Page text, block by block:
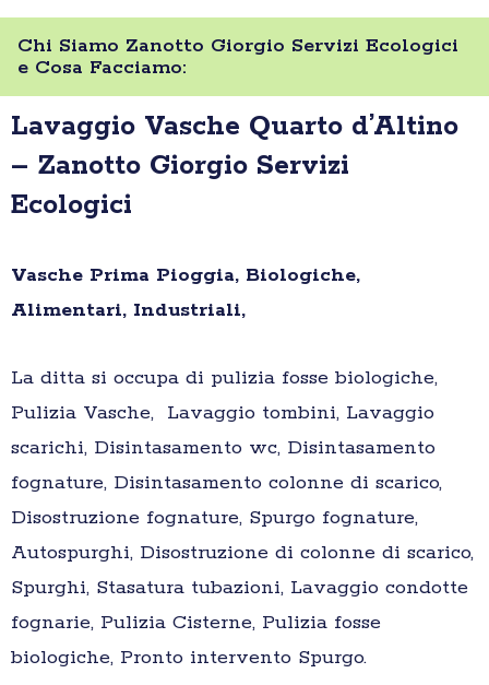
Chi Siamo Zanotto Giorgio Servizi Ecologici
e Cosa Facciamo:
Lavaggio Vasche Quarto d’Altino
– Zanotto Giorgio Servizi
Ecologici
Vasche Prima Pioggia, Biologiche,
Alimentari, Industriali,
La ditta si occupa di pulizia fosse biologiche,
Pulizia Vasche, Lavaggio tombini, Lavaggio
scarichi, Disintasamento wc, Disintasamento
fognature, Disintasamento colonne di scarico,
Disostruzione fognature, Spurgo fognature,
Autospurghi, Disostruzione di colonne di scarico,
Spurghi, Stasatura tubazioni, Lavaggio condotte
fognarie, Pulizia Cisterne, Pulizia fosse
biologiche, Pronto intervento Spurgo.